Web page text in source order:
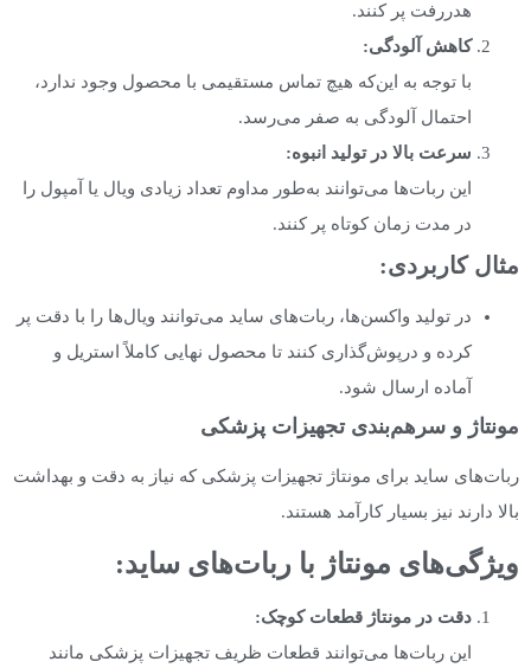
هدررفت پر کنند.
کاهش آلودگی:
با توجه به این‌که هیچ تماس مستقیمی با محصول وجود ندارد،
احتمال آلودگی به صفر می‌رسد.
سرعت بالا در تولید انبوه:
این ربات‌ها می‌توانند به‌طور مداوم تعداد زیادی ویال یا آمپول را
در مدت زمان کوتاه پر کنند.
مثال کاربردی:
در تولید واکسن‌ها، ربات‌های ساید می‌توانند ویال‌ها را با دقت پر
کرده و درپوش‌گذاری کنند تا محصول نهایی کاملاً استریل و
آماده ارسال شود.
مونتاژ و سرهم‌بندی تجهیزات پزشکی
ربات‌های ساید برای مونتاژ تجهیزات پزشکی که نیاز به دقت و بهداشت
بالا دارند نیز بسیار کارآمد هستند.
ویژگی‌های مونتاژ با ربات‌های ساید:
دقت در مونتاژ قطعات کوچک:
این ربات‌ها می‌توانند قطعات ظریف تجهیزات پزشکی مانند